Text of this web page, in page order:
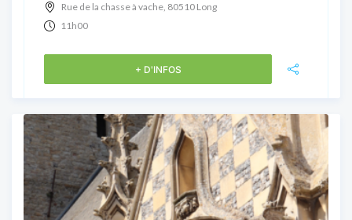
Rue de la chasse à vache, 80510 Long
11h00
+ D'INFOS